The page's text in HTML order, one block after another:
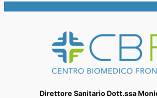
Direttore Sanitario Dott.ssa